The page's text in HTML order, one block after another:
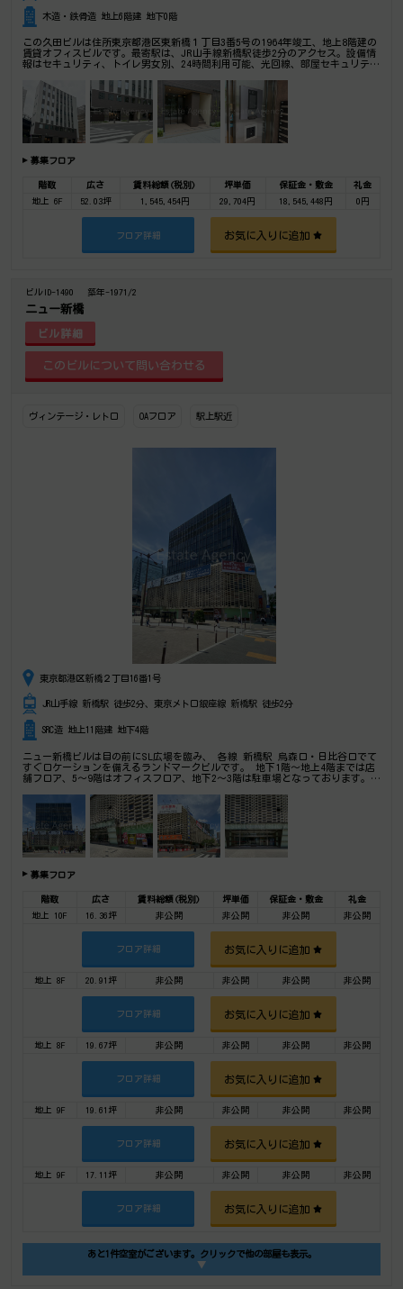
木造・鉄骨造 地上6階建 地下0階
この久田ビルは住所東京都港区東新橋１丁目3番5号の1964年竣工、地上8階建の
賃貸オフィスビルです。最寄駅は、JR山手線新橋駅徒歩2分のアクセス。設備情
報はセキュリティ、トイレ男女別、24時間利用可能、光回線、部屋セキュリテ
なら何でもお気軽にご相談下さい。
募集フロア
階数 広さ 賃料総額(税別) 坪単価 保証金・敷金
礼金
地上 6F
52.03坪 1,545,454円 29,704円 18,545,448円 0円
フロア詳細 お気に入りに追加
ビルID-1490 築年-1971/2
ニュー新橋
ビル詳細
ヴィンテージ・レトロ OAフロア 駅上駅近
東京都港区新橋２丁目16番1号
JR山手線 新橋駅 徒歩2分、東京メトロ銀座線 新橋駅 徒歩2分
SRC造 地上11階建 地下4階
ニュー新橋ビルは目の前にSL広場を臨み、 各線 新橋駅 烏森口・日比谷口でて
すぐロケーションを備えるランドマークビルです。 地下1階～地上4階までは店
舗フロア、5～9階はオフィスフロア、地下2～3階は駐車場となっております。
置づけられますが、 どのフロアも最小 約10坪クラス～で分割されております。
募集フロア
階数 広さ 賃料総額(税別) 坪単価 保証金・敷金
礼金
地上 10F
16.36坪 非公開 非公開 非公開 非公開
フロア詳細 お気に入りに追加
地上 8F 20.91坪 非公開 非公開 非公開 非公開
フロア詳細 お気に入りに追加
地上 8F 19.67坪 非公開 非公開 非公開 非公開
フロア詳細 お気に入りに追加
地上 9F 19.61坪 非公開 非公開 非公開 非公開
フロア詳細 お気に入りに追加
地上 9F 17.11坪 非公開 非公開 非公開 非公開
フロア詳細 お気に入りに追加
あと1件空室がございます。クリックで他の部屋も表示。
▼